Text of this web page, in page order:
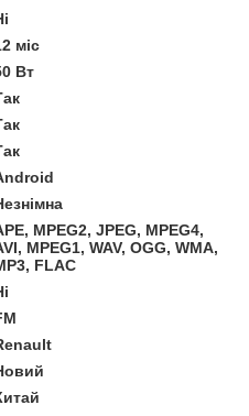
міс
Вт
MPEG2, JPEG, MPEG4,
MPEG1, WAV, OGG, WMA,
FLAC